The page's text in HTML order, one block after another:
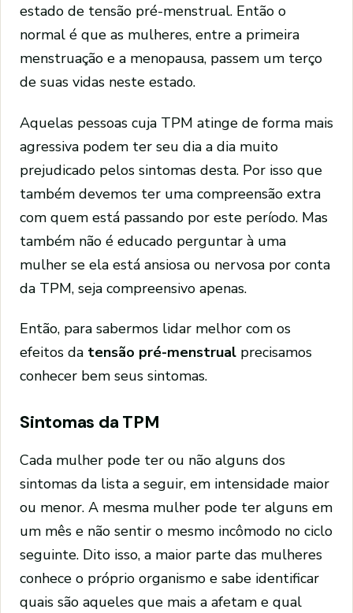
estado de tensão pré-menstrual. Então o
normal é que as mulheres, entre a primeira
menstruação e a menopausa, passem um terço
de suas vidas neste estado.
Aquelas pessoas cuja TPM atinge de forma mais
agressiva podem ter seu dia a dia muito
prejudicado pelos sintomas desta. Por isso que
também devemos ter uma compreensão extra
com quem está passando por este período. Mas
também não é educado perguntar à uma
mulher se ela está ansiosa ou nervosa por conta
da TPM, seja compreensivo apenas.
Então, para sabermos lidar melhor com os
efeitos da tensão pré-menstrual precisamos
conhecer bem seus sintomas.
Sintomas da TPM
Cada mulher pode ter ou não alguns dos
sintomas da lista a seguir, em intensidade maior
ou menor. A mesma mulher pode ter alguns em
um mês e não sentir o mesmo incômodo no ciclo
seguinte. Dito isso, a maior parte das mulheres
conhece o próprio organismo e sabe identificar
quais são aqueles que mais a afetam e qual